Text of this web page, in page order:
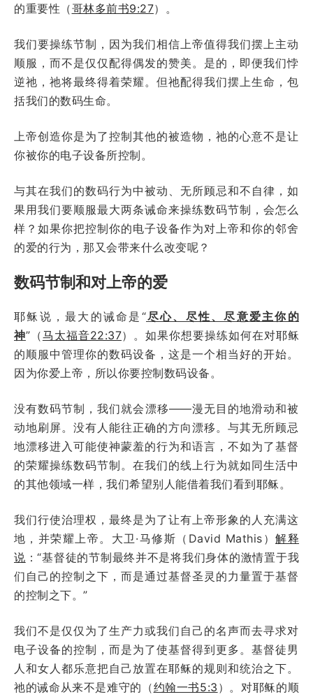
的重要性（哥林多前书9:27）。
我们要操练节制，因为我们相信上帝值得我们摆上主动
顺服，而不是仅仅配得偶发的赞美。是的，即便我们悖
逆祂，祂将最终得着荣耀。但祂配得我们摆上生命，包
括我们的数码生命。
上帝创造你是为了控制其他的被造物，祂的心意不是让
你被你的电子设备所控制。
与其在我们的数码行为中被动、无所顾忌和不自律，如
果用我们要顺服最大两条诫命来操练数码节制，会怎么
样？如果你把控制你的电子设备作为对上帝和你的邻舍
的爱的行为，那又会带来什么改变呢？
数码节制和对上帝的爱
耶稣说，最大的诫命是“尽心、尽性、尽意爱主你的
神”（马太福音22:37）。如果你想要操练如何在对耶稣
的顺服中管理你的数码设备，这是一个相当好的开始。
因为你爱上帝，所以你要控制数码设备。
没有数码节制，我们就会漂移——漫无目的地滑动和被
动地刷屏。没有人能往正确的方向漂移。与其无所顾忌
地漂移进入可能使神蒙羞的行为和语言，不如为了基督
的荣耀操练数码节制。在我们的线上行为就如同生活中
的其他领域一样，我们希望别人能借着我们看到耶稣。
我们行使治理权，最终是为了让有上帝形象的人充满这
地，并荣耀上帝。大卫·马修斯（David Mathis）解释
说 ：“基督徒的节制最终并不是将我们身体的激情置于我
们自己的控制之下，而是通过基督圣灵的力量置于基督
的控制之下。”
我们不是仅仅为了生产力或我们自己的名声而去寻求对
电子设备的控制，而是为了使基督得到更多。基督徒男
人和女人都乐意把自己放置在耶稣的规则和统治之下。
祂的诫命从来不是难守的（约翰一书5:3 ）。对耶稣的顺